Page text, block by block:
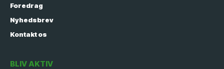
Foredrag
Nyhedsbrev
Kontakt os
BLIV AKTIV